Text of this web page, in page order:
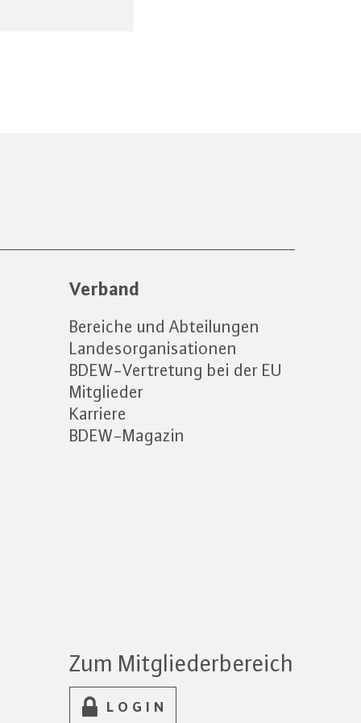
Verband
Bereiche und Abteilungen
Landesorganisationen
BDEW-Vertretung bei der EU
Mitglieder
Karriere
BDEW-Magazin
Zum Mitgliederbereich
LOGIN